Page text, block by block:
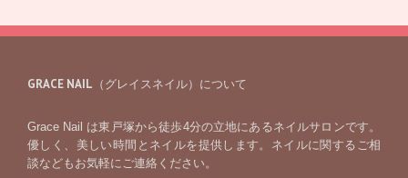
GRACE NAIL（グレイスネイル）について
Grace Nail は東戸塚から徒歩4分の立地にあるネイルサロンです。
優しく、美しい時間とネイルを提供します。ネイルに関するご相
談などもお気軽にご連絡ください。